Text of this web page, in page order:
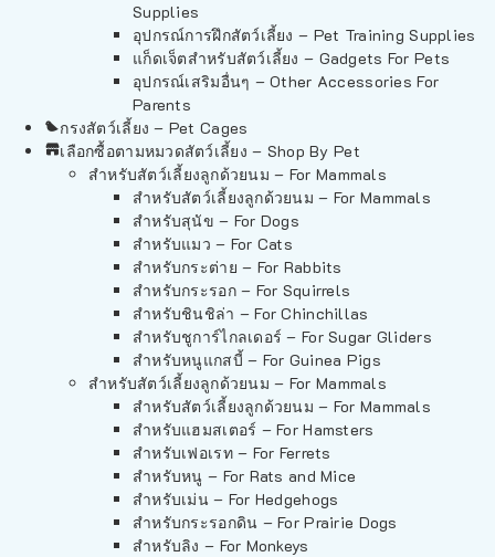
Supplies
อุปกรณ์การฝึกสัตว์เลี้ยง – Pet Training Supplies
แก็ดเจ็ตสำหรับสัตว์เลี้ยง – Gadgets For Pets
อุปกรณ์เสริมอื่นๆ – Other Accessories For
Parents
กรงสัตว์เลี้ยง – Pet Cages
เลือกซื้อตามหมวดสัตว์เลี้ยง – Shop By Pet
สำหรับสัตว์เลี้ยงลูกด้วยนม – For Mammals
สำหรับสัตว์เลี้ยงลูกด้วยนม – For Mammals
สำหรับสุนัข – For Dogs
สำหรับแมว – For Cats
สำหรับกระต่าย – For Rabbits
สำหรับกระรอก – For Squirrels
สำหรับชินชิล่า – For Chinchillas
สำหรับชูการ์ไกลเดอร์ – For Sugar Gliders
สำหรับหนูแกสบี้ – For Guinea Pigs
สำหรับสัตว์เลี้ยงลูกด้วยนม – For Mammals
สำหรับสัตว์เลี้ยงลูกด้วยนม – For Mammals
สำหรับแฮมสเตอร์ – For Hamsters
สำหรับเฟอเรท – For Ferrets
สำหรับหนู – For Rats and Mice
สำหรับเม่น – For Hedgehogs
สำหรับกระรอกดิน – For Prairie Dogs
สำหรับลิง – For Monkeys